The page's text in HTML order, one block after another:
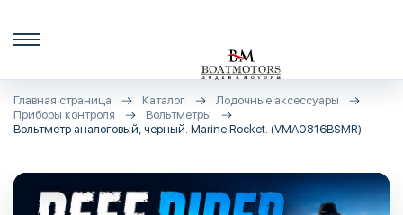
Главная страница Каталог
Лодочные аксессуары
Приборы контроля
Вольтметры
Вольтметр аналоговый, черный. Marine Rocket. (VMA0816BSMR)